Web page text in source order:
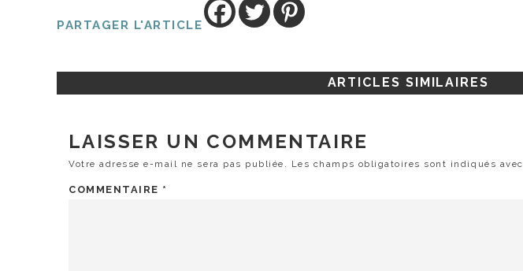
PARTAGER L'ARTICLE
ARTICLES SIMILAIRES
LAISSER UN COMMENTAIRE
Votre adresse e-mail ne sera pas publiée. Les champs obligatoires sont indiqués avec
COMMENTAIRE *